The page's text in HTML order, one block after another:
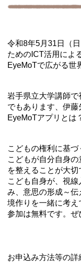
令和8年5月31日（
ためのICT活用によ
EyeMoTで広がる世
岩手県立大学講師
でもあります、伊
EyeMoTアプリとは
こどもの権利に基づ
こどもが自分自身
を整えることが大切
こども自身が、視
み、意思の形成～
境作りを一緒に考え
参加は無料です。ぜ
お申込み方法等の詳